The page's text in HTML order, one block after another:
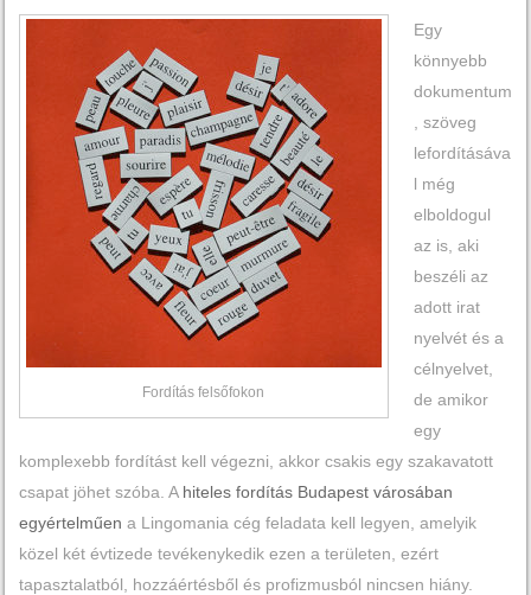
Fordítás felsőfokon
Egy
könnyebb
dokumentum
, szöveg
lefordításáva
l még
elboldogul
az is, aki
beszéli az
adott irat
nyelvét és a
célnyelvet,
de amikor
egy
komplexebb fordítást kell végezni, akkor csakis egy szakavatott
csapat jöhet szóba. A hiteles fordítás Budapest városában
egyértelműen a Lingomania cég feladata kell legyen, amelyik
közel két évtizede tevékenykedik ezen a területen, ezért
tapasztalatból, hozzáértésből és profizmusból nincsen hiány.